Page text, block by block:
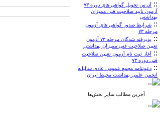
::
آدرس تحویل گواهی های دوره ۷۳
آزمون تایید صلاحیت فنی ممیزان
بهداشتی
:: شرایط صدور گواهی های آزمون
مرحله ۷۳
::
پذیرفته شدگان مرحله ۷۳ آزمون
تعیین صلاحیت فنی ممیزان بهداشتی
:: آغاز ثبت نام آزمون تعیین صلاحیت
فنی دوره ۷۳
:: دعوتنامه مجمع عمومی عادی سالیانه
انجمن علمی بهداشت محیط ایران
آخرین مطالب سایر بخش‌ها